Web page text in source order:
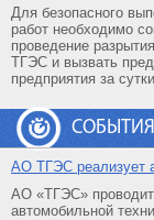
Для безопасного
работ необходимо
проведение
ТГЭС и вызвать
предприятия за
СОБЫТИЯ
АO ТГЭС реализует
АО «ТГЭС»
автомобильной